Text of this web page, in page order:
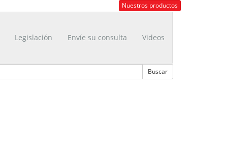
Nuestros productos
Legislación Envíe su consulta Videos